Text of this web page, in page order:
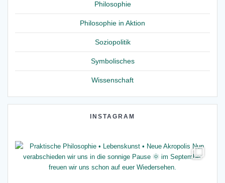
Philosophie
Philosophie in Aktion
Soziopolitik
Symbolisches
Wissenschaft
INSTAGRAM